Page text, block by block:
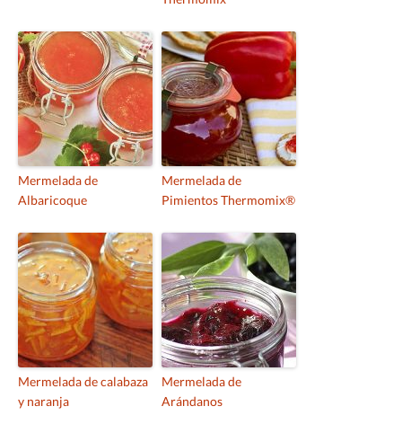
Mermelada de
Albaricoque
Mermelada de
Pimientos Thermomix®
Mermelada de calabaza
y naranja
Mermelada de
Arándanos